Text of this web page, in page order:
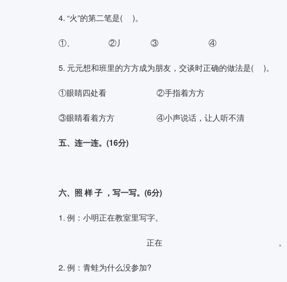
4. “火”的第二笔是( )。
①、 ②丿 ③ ④
5. 元元想和班里的方方成为朋友，交谈时正确的做法是( )。
①眼睛四处看 ②手指着方方
③眼睛看着方方 ④小声说话，让人听不清
五、连一连。(16分)
六、照 样 子 ，写一写。(6分)
1. 例：小明正在教室里写字。
正在 。
2. 例：青蛙为什么没参加?